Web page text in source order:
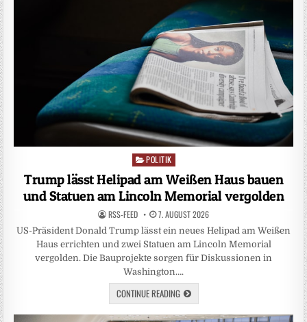
Posted
in
POLITIK
Trump lässt Helipad am Weißen Haus bauen
und Statuen am Lincoln Memorial vergolden
RSS-FEED 7. AUGUST 2026
US-Präsident Donald Trump lässt ein neues Helipad am Weißen
Haus errichten und zwei Statuen am Lincoln Memorial
vergolden. Die Bauprojekte sorgen für Diskussionen in
Washington….
CONTINUE READING